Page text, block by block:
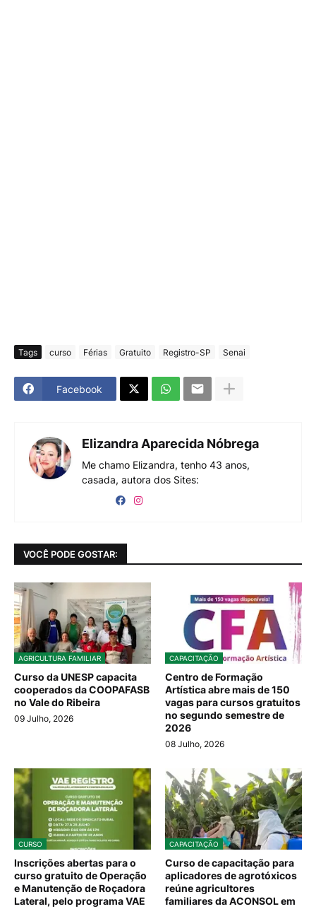
Tags curso Férias Gratuito Registro-SP Senai
Facebook
Elizandra Aparecida Nóbrega
Me chamo Elizandra, tenho 43 anos,
casada, autora dos Sites:
VOCÊ PODE GOSTAR:
AGRICULTURA FAMILIAR
Curso da UNESP capacita
cooperados da COOPAFASB
no Vale do Ribeira
09 Julho, 2026
CAPACITAÇÃO
Centro de Formação
Artística abre mais de 150
vagas para cursos gratuitos
no segundo semestre de
2026
08 Julho, 2026
CURSO
Inscrições abertas para o
curso gratuito de Operação
e Manutenção de Roçadora
Lateral, pelo programa VAE
CAPACITAÇÃO
Curso de capacitação para
aplicadores de agrotóxicos
reúne agricultores
familiares da ACONSOL em